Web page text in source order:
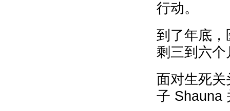
行动。
到了年底
剩三到六
面对生死
子 Shauna